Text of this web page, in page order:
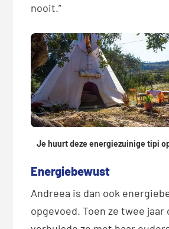
nooit.”
Je huurt deze energiezuinige tipi
Energiebewust
Andreea is dan ook
opgevoed. Toen ze twee jaar